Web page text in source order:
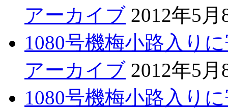
アーカイブ 2012年5
1080号機梅小路入り
アーカイブ 2012年5
1080号機梅小路入り